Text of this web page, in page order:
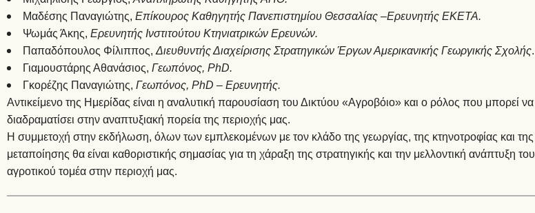
Μαδέσης Παναγιώτης, Επίκουρος Καθηγητής Πανεπιστημίου Θεσσαλίας –Ερευνητής ΕΚΕΤΑ.
Ψωμάς Άκης, Ερευνητής Ινστιτούτου Κτηνιατρικών Ερευνών.
Παπαδόπουλος Φίλιππος,Διευθυντής Διαχείρισης Στρατηγικών Έργων Αμερικανικής Γεωργικής Σχολής.
Γιαμουστάρης Αθανάσιος, Γεωπόνος, PhD.
Γκορέζης Παναγιώτης, Γεωπόνος, PhD – Ερευνητής.
Αντικείμενο της Ημερίδας είναι η αναλυτική παρουσίαση του Δικτύου «Αγροβόιο» και ο ρόλος που μπορεί να
διαδραματίσει στην αναπτυξιακή πορεία της περιοχής μας.
Η συμμετοχή στην εκδήλωση, όλων των εμπλεκομένων με τον κλάδο της γεωργίας, της κτηνοτροφίας και της
μεταποίησης θα είναι καθοριστικής σημασίας για τη χάραξη της στρατηγικής και την μελλοντική ανάπτυξη του
αγροτικού τομέα στην περιοχή μας.